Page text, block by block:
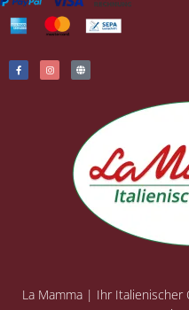
La Mamma | Ihr Italienischer